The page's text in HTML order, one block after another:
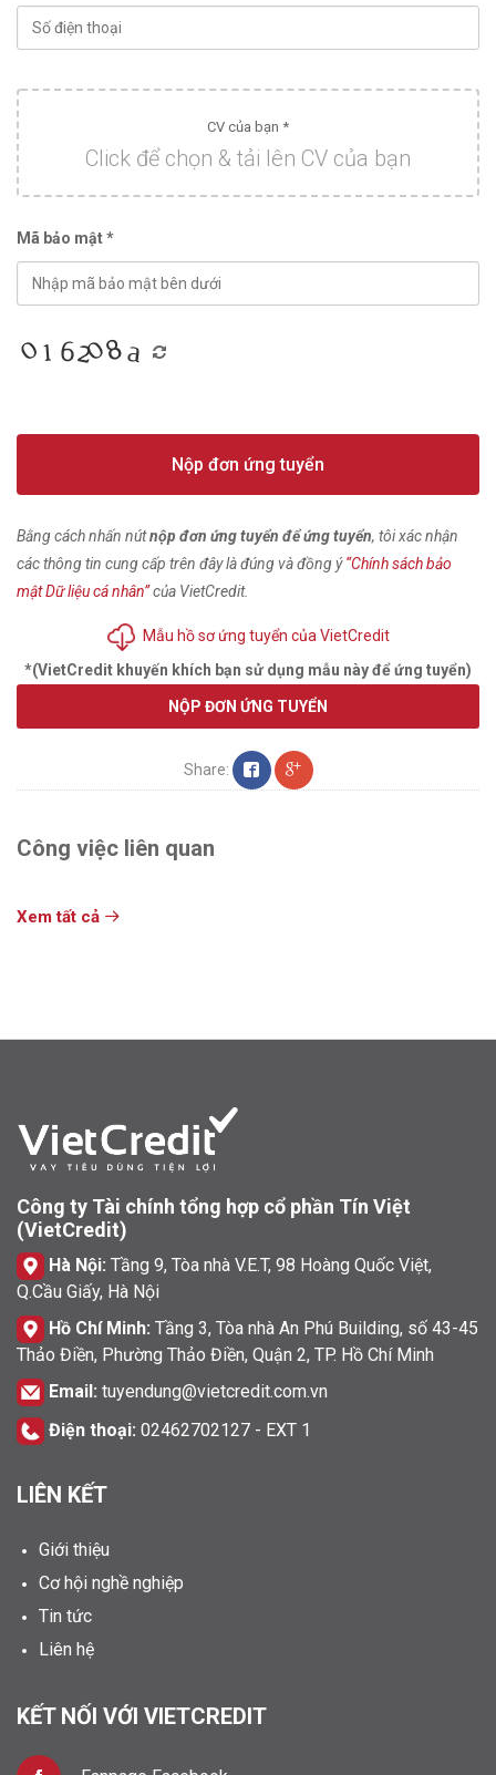
CV của bạn *
Click để chọn & tải lên CV của bạn
Mã bảo mật *
Nộp đơn ứng tuyển
Bằng cách nhấn nútnộp đơn ứng tuyển để ứng tuyển, tôi xác nhận
các thông tin cung cấp trên đây là đúng và đồng ý“Chính sách bảo
mật Dữ liệu cá nhân”của VietCredit.
Mẫu hồ sơ ứng tuyển của VietCredit
*(VietCredit khuyến khích bạn sử dụng mẫu này để ứng tuyển)
NỘP ĐƠN ỨNG TUYỂN
Share:
Công việc liên quan
Xem tất cả
Công ty Tài chính tổng hợp cổ phần Tín Việt
(VietCredit)
Hà Nội: Tầng 9, Tòa nhà V.E.T, 98 Hoàng Quốc Việt,
Q.Cầu Giấy, Hà Nội
Hồ Chí Minh: Tầng 3, Tòa nhà An Phú Building, số 43-45
Thảo Điền, Phường Thảo Điền, Quận 2, TP. Hồ Chí Minh
Email: tuyendung@vietcredit.com.vn
Điện thoại: 02462702127 - EXT 1
LIÊN KẾT
Giới thiệu
Cơ hội nghề nghiệp
Tin tức
Liên hệ
KẾT NỐI VỚI VIETCREDIT